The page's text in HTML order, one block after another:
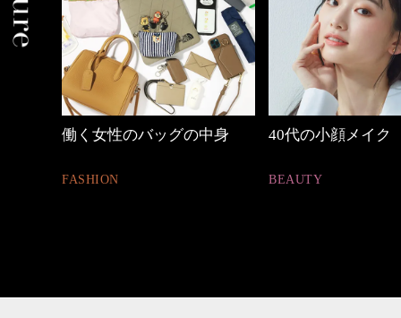
40代の小顔メイク
BEAUTY
【ワーママのきれ